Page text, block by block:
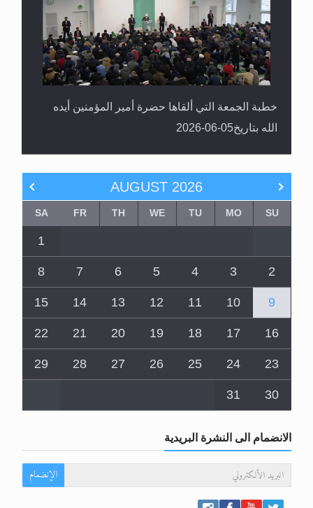
خطبة الجمعة التي ألقاها حضرة أمير المؤمنين أيده
الله بتاريخ05-06-2026
AUGUST 2026
SU
MO
TU
WE
TH
FR
SA
1
2
3
4
5
6
7
8
9
10
11
12
13
14
15
16
17
18
19
20
21
22
23
24
25
26
27
28
29
30
31
الانضمام الى النشرة البريدية
الإنضمام